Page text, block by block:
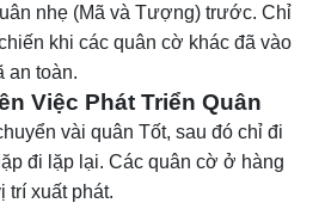
nhẹ (Mã và Tượng) trước. Chỉ
khi các quân cờ khác đã vào
an toàn.
Việc Phát Triển Quân
vài quân Tốt, sau đó chỉ đi
đi lặp lại. Các quân cờ ở hàng
trí xuất phát.